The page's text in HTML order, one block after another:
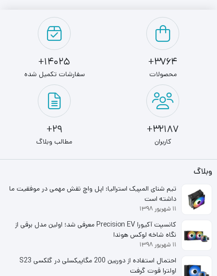
روی هیت‌سینک، شاهد به کارگیری دو نوار نورانی به شکل چوب
هاکی (Hawkeyes) هستیم . RGB ها در زمان روشن‌شدن،
افکتی مشابه نفس‌کشیدن دارند و با روشن و خاموش شدن
آهسته، این حس را در کاربر ایجاد می‌کنند که رم دسکتاپ تیم
گروپ مدل T-Force Night Hawk RGB دو کاناله 3200 مگاهرتز
از برد مدارچاپی (PCB) خاصی استفاده شده که تعداد لایه‌های
آن در مقایسه با محصولات مشابه 25درصد بیشتر است.
باعث افزایش چشمگیر پایداری و سطح کیفی رم شده‌ است. این
3764+
محصولات
14025+
سفارشات تکمیل شده
32187+
کاربران
29+
مطالب وبلاگ
وبلاگ
تیم شنای المپیک استرالیا: اپل واچ نقش مهمی در موفقیت ما
داشته است
۱۱ شهریور ۱۳۹۸
کانسپت آکیورا Precision EV معرفی شد؛ اولین مدل برقی از
نگاه شاخه لوکس هوندا
۱۱ شهریور ۱۳۹۸
احتمال استفاده از دوربین 200 مگاپیکسلی در گلکسی S23
اولترا قوت گرفت